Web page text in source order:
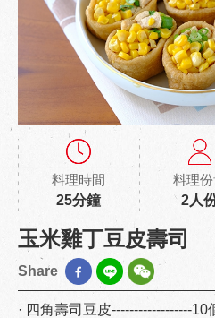
料理時間
25分鐘
料理
2人
玉米雞丁豆皮壽司
Share
· 四角壽司豆皮------------------10